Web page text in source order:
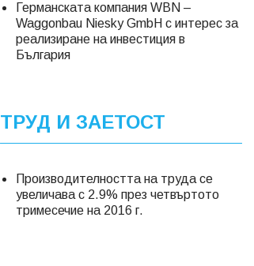
Германската компания WBN –
Waggonbau Niesky GmbH с интерес за
реализиране на инвестиция в
България
ТРУД И ЗАЕТОСТ
Производителността на труда се
увеличава с 2.9% през четвъртото
тримесечие на 2016 г.